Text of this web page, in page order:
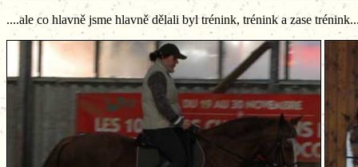
....ale co hlavně jsme hlavně dělali byl trénink, trénink a zase